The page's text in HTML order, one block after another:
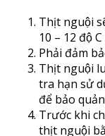
Thịt nguội
10 – 12 độ
Phải đảm
Thịt nguội
tra hạn sử
để bảo
Trước khi
thịt nguội